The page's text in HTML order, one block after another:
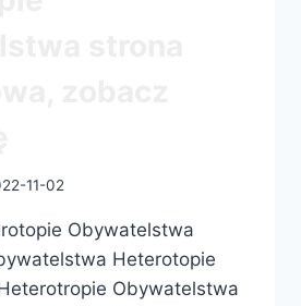
11-02
Obywatelstwa
Heterotopie
Obywatelstwa